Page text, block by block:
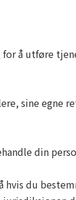
å utføre
sine egne
din
hvis du